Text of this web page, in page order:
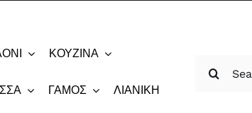
ΚΟΥΖΊΝΑ
ΓΆΜΟΣ ΛΙΑΝΙΚΉ